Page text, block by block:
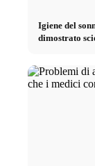
Igiene del
dimostrato